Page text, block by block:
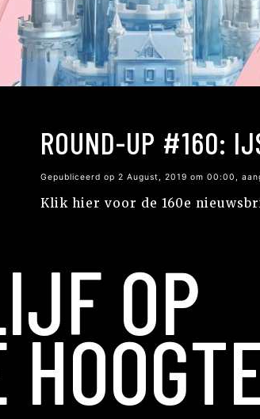
ROUND-UP #160:
Gepubliceerd op 2 August, 2019 om 00:00,
Klik hier voor de 160e
OP